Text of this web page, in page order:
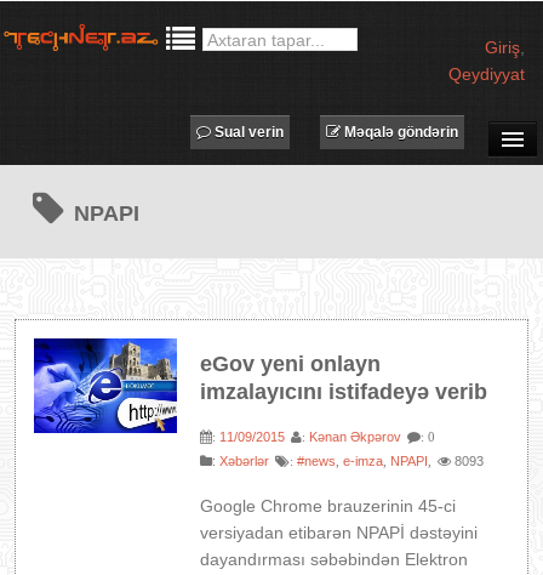
Giriş
Qeydiyyat
MƏQALƏLƏR
PROQRAMLAR
IT LÜĞƏT
Məqalə göndərin
Sual verin
NPAPI
eGov yeni onlayn
imzalayıcını istifadeyə verib
: 11/09/2015 : Kənan Əkpərov : 0
:Xəbərlər :#news ,e-imza NPAPI 8093
Google Chrome brauzerinin 45-ci
versiyadan etibarən NPAPİ dəstəyini
dayandırması səbəbindən Elektron